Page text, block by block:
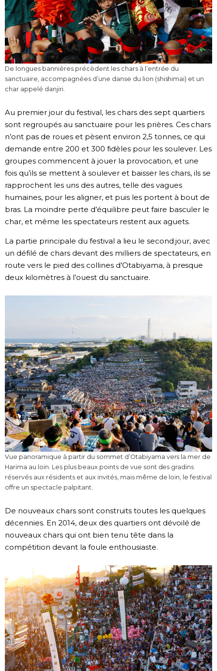
De longues bannières précèdent les chars à l’entrée du
sanctuaire, accompagnées d’une danse du lion (shishimai) et un
char appelé danjiri.
Au premier jour du festival, les chars des sept quartiers
sont regroupés au sanctuaire pour les prières. Ces chars
n’ont pas de roues et pèsent environ 2,5 tonnes, ce qui
demande entre 200 et 300 fidèles pour les soulever. Les
groupes commencent à jouer la provocation, et une
fois qu’ils se mettent à soulever et baisser les chars, ils se
rapprochent les uns des autres, telle des vagues
humaines, pour les aligner, et puis les portent à bout de
bras. La moindre perte d’équilibre peut faire basculer le
char, et même les spectateurs restent aux aguets.
La partie principale du festival a lieu le second jour, avec
un défilé de chars devant des milliers de spectateurs, en
route vers le pied des collines d’Otabiyama, à presque
deux kilomètres à l’ouest du sanctuaire.
Vue panoramique à partir du sommet d’Otabiyama vers la mer de
Harima au loin. Les plus beaux points de vue sont des gradins
réservés aux résidents et aux invités, mais même de loin, le festival
offre un spectacle palpitant.
De nouveaux chars sont construits toutes les quelques
décennies. En 2014, deux des quartiers ont dévoilé de
nouveaux chars qui ont bien tenu tête dans la
compétition devant la foule enthousiaste.